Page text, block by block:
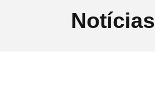
Notícias